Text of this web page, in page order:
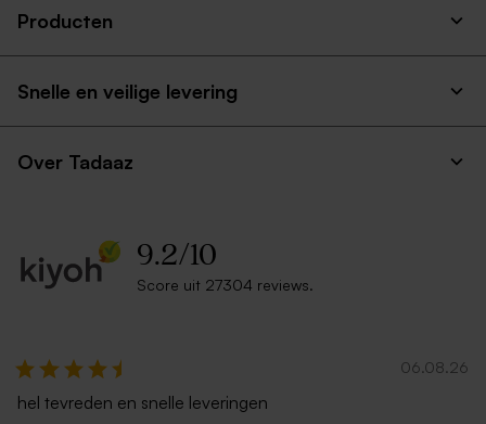
Producten
Snelle en veilige levering
Over Tadaaz
9.2/10
Score uit 27304 reviews.
06.08.26
hel tevreden en snelle leveringen